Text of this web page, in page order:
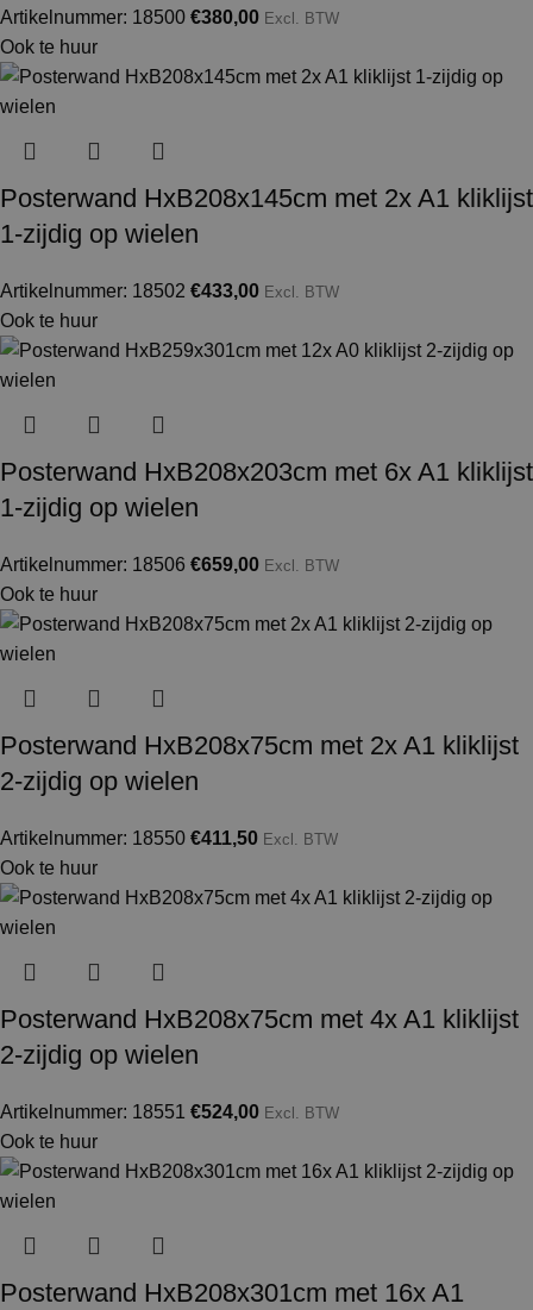
Artikelnummer: 18500 €380,00 Excl. BTW
Ook te huur
Posterwand HxB208x145cm met 2x A1 kliklijst
1-zijdig op wielen
Artikelnummer: 18502 €433,00 Excl. BTW
Ook te huur
Posterwand HxB208x203cm met 6x A1 kliklijst
1-zijdig op wielen
Artikelnummer: 18506 €659,00 Excl. BTW
Ook te huur
Posterwand HxB208x75cm met 2x A1 kliklijst
2-zijdig op wielen
Artikelnummer: 18550 €411,50 Excl. BTW
Ook te huur
Posterwand HxB208x75cm met 4x A1 kliklijst
2-zijdig op wielen
Artikelnummer: 18551 €524,00 Excl. BTW
Ook te huur
Posterwand HxB208x301cm met 16x A1